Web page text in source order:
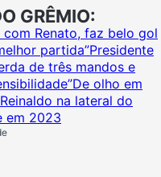
GRÊMIO:
Renato, faz belo gol
partida”Presidente
de três mandos e
De olho em
na lateral do
em 2023